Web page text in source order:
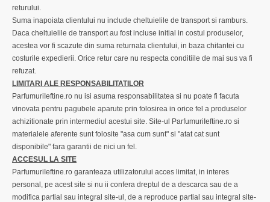
returului.
Suma inapoiata clientului nu include cheltuielile de transport si ramburs.
Daca cheltuielile de transport au fost incluse initial in costul produselor,
acestea vor fi scazute din suma returnata clientului, in baza chitantei cu
costurile expedierii. Orice retur care nu respecta conditiile de mai sus va fi
refuzat.
LIMITARI ALE RESPONSABILITATILOR
ParfumuriIeftine.ro nu isi asuma responsabilitatea si nu poate fi facuta
vinovata pentru pagubele aparute prin folosirea in orice fel a produselor
achizitionate prin intermediul acestui site. Site-ul ParfumuriIeftine.ro si
materialele aferente sunt folosite "asa cum sunt" si "atat cat sunt
disponibile" fara garantii de nici un fel.
ACCESUL LA SITE
ParfumuriIeftine.ro garanteaza utilizatorului acces limitat, in interes
personal, pe acest site si nu ii confera dreptul de a descarca sau de a
modifica partial sau integral site-ul, de a reproduce partial sau integral site-